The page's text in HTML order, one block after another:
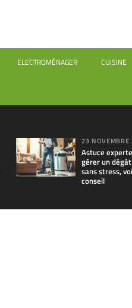
ELECTROMÉNAGER CUISINE
23
Astuce
gérer un
sans stress,
conseil